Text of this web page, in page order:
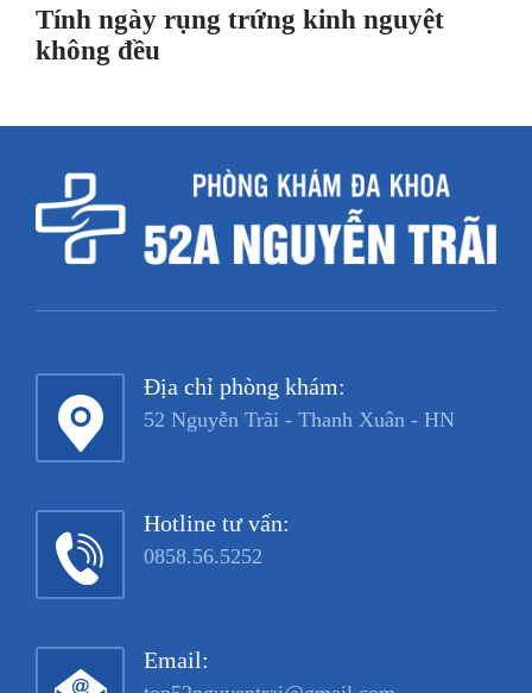
Tính ngày rụng trứng kinh nguyệt
không đều
Địa chỉ phòng khám:
52 Nguyễn Trãi - Thanh Xuân - HN
Hotline tư vấn:
0858.56.5252
Email: